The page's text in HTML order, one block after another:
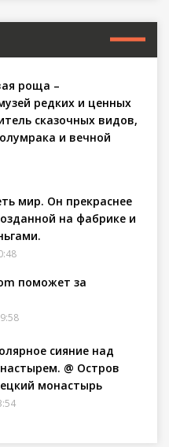
роща –
редких и ценных
сказочных видов,
и вечной
мир. Он прекраснее
на фабрике и
поможет за
сияние над
@ Остров
монастырь